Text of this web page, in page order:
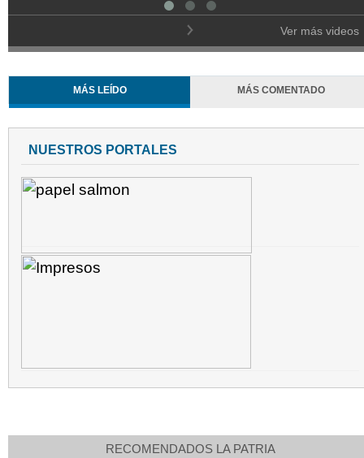
Ver más videos
MÁS LEÍDO MÁS COMENTADO
NUESTROS PORTALES
RECOMENDADOS LA PATRIA